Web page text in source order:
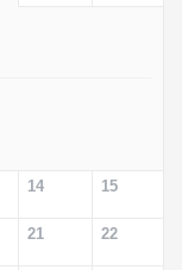
14 15
21 22